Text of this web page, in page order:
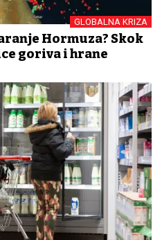
GLOBALNA KRIZA
Hormuza? Skok
goriva i hrane